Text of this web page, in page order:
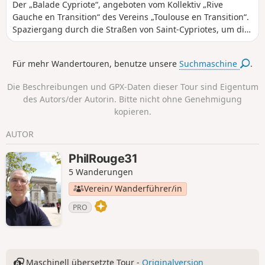
Der „Balade Cypriote“, angeboten vom Kollektiv „Rive
Gauche en Transition“ des Vereins „Toulouse en Transition“.
Spaziergang durch die Straßen von Saint-Cypriotes, um die
grünen Ecken des Viertels zu entdecken.
Für mehr Wandertouren, benutze unsereSuchmaschine .
Die Beschreibungen und GPX-Daten dieser Tour sind Eigentum
des Autors/der Autorin. Bitte nicht ohne Genehmigung
kopieren.
AUTOR
PhilRouge31
5 Wanderungen
Verein/ Wanderführer/in
PRO
Maschinell übersetzte Tour - Originalversion